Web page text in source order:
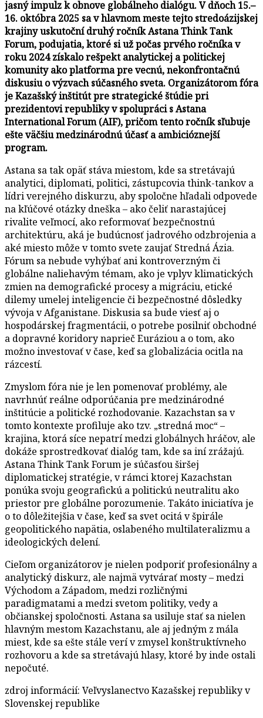
jasný impulz k obnove globálneho dialógu. V dňoch 15.–
16. októbra 2025 sa v hlavnom meste tejto stredoázijskej
krajiny uskutoční druhý ročník Astana Think Tank
Forum, podujatia, ktoré si už počas prvého ročníka v
roku 2024 získalo rešpekt analytickej a politickej
komunity ako platforma pre vecnú, nekonfrontačnú
diskusiu o výzvach súčasného sveta. Organizátorom fóra
je Kazašský inštitút pre strategické štúdie pri
prezidentovi republiky v spolupráci s Astana
International Forum (AIF), pričom tento ročník sľubuje
ešte väčšiu medzinárodnú účasť a ambicióznejší
program.
Astana sa tak opäť stáva miestom, kde sa stretávajú
analytici, diplomati, politici, zástupcovia think-tankov a
lídri verejného diskurzu, aby spoločne hľadali odpovede
na kľúčové otázky dneška – ako čeliť narastajúcej
rivalite veľmocí, ako reformovať bezpečnostnú
architektúru, aká je budúcnosť jadrového odzbrojenia a
aké miesto môže v tomto svete zaujať Stredná Ázia.
Fórum sa nebude vyhýbať ani kontroverzným či
globálne naliehavým témam, ako je vplyv klimatických
zmien na demografické procesy a migráciu, etické
dilemy umelej inteligencie či bezpečnostné dôsledky
vývoja v Afganistane. Diskusia sa bude viesť aj o
hospodárskej fragmentácii, o potrebe posilniť obchodné
a dopravné koridory naprieč Euráziou a o tom, ako
možno investovať v čase, keď sa globalizácia ocitla na
rázcestí.
Zmyslom fóra nie je len pomenovať problémy, ale
navrhnúť reálne odporúčania pre medzinárodné
inštitúcie a politické rozhodovanie. Kazachstan sa v
tomto kontexte profiluje ako tzv. „stredná moc“ –
krajina, ktorá síce nepatrí medzi globálnych hráčov, ale
dokáže sprostredkovať dialóg tam, kde sa iní zrážajú.
Astana Think Tank Forum je súčasťou širšej
diplomatickej stratégie, v rámci ktorej Kazachstan
ponúka svoju geografickú a politickú neutralitu ako
priestor pre globálne porozumenie. Takáto iniciatíva je
o to dôležitejšia v čase, keď sa svet ocitá v špirále
geopolitického napätia, oslabeného multilateralizmu a
ideologických delení.
Cieľom organizátorov je nielen podporiť profesionálny a
analytický diskurz, ale najmä vytvárať mosty – medzi
Východom a Západom, medzi rozličnými
paradigmatami a medzi svetom politiky, vedy a
občianskej spoločnosti. Astana sa usiluje stať sa nielen
hlavným mestom Kazachstanu, ale aj jedným z mála
miest, kde sa ešte stále verí v zmysel konštruktívneho
rozhovoru a kde sa stretávajú hlasy, ktoré by inde ostali
nepočuté.
zdroj informácií: Veľvyslanectvo Kazašskej republiky v
Slovenskej republike